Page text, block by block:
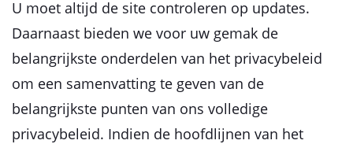
U moet altijd de site controleren op updates.
Daarnaast bieden we voor uw gemak de
belangrijkste onderdelen van het privacybeleid
om een ​​samenvatting te geven van de
belangrijkste punten van ons volledige
privacybeleid. Indien de hoofdlijnen van het